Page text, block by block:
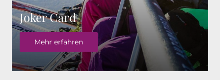
Joker Card
Mehr erfahren